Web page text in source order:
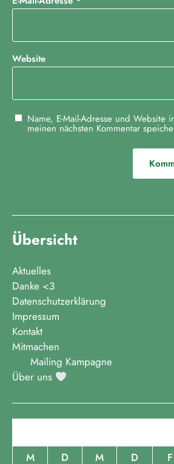
Website
Name, E-Mail-Adresse und Website
meinen nächsten Kommentar
Übersicht
Aktuelles
Danke <3
Datenschutzerklärung
Impressum
Kontakt
Mitmachen
Mailing Kampagne
Über uns
M
D M D F